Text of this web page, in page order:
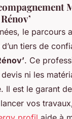
le parcours
tiers de
. Ce
ni les
Il est le garant
vos